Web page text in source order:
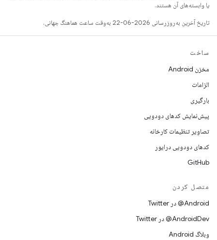
یا وابسته‌های آن هستند.
تاریخ آخرین به‌روزرسانی 2026-06-22 به‌وقت ساعت هماهنگ جهانی.
ساخت
مخزن Android
الزامات
بارگیری
پیش‌نمایش کدهای دودویی
تصاویر تنظیمات کارخانه
کدهای دودویی درایور
GitHub
متصل کردن
Android@ در Twitter
AndroidDev@ در Twitter
وبلاگ Android